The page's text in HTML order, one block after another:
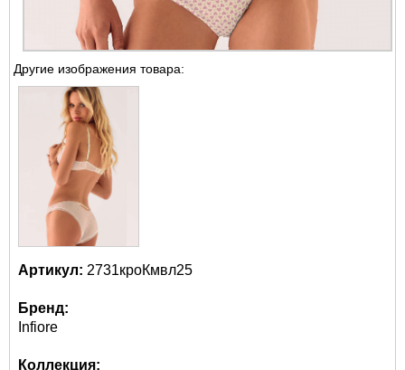
Другие изображения товара:
Артикул: 2731кроКмвл25
Бренд:
Infiore
Коллекция: